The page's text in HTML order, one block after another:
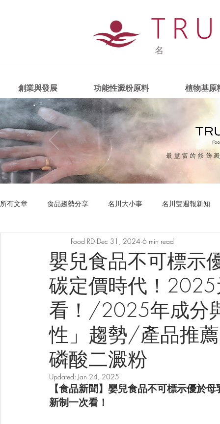
創業與發展 功能性澱粉原料 植物基原
所有文章 食品趨勢分享 名川大小事 名川雙週報新知
嬰兒食品不可標示
碳定價時代！
看！/2025年成分
性」趨勢/產品推
磷酸二澱粉
Food RD Dec 31, 2024 6 min read
Updated: Jan 24, 2025
【食品新聞】嬰兒食品不可標示優於
新制一次看！